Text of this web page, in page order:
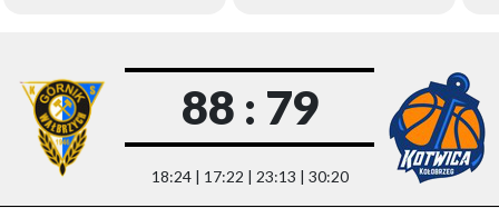
88 : 79
18:24 | 17:22 | 23:13 | 30:20